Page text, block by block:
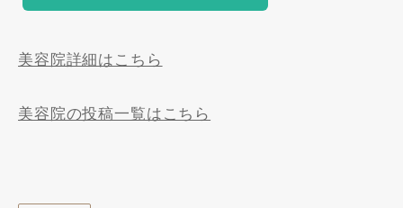
美容院詳細はこちら
美容院の投稿一覧はこちら